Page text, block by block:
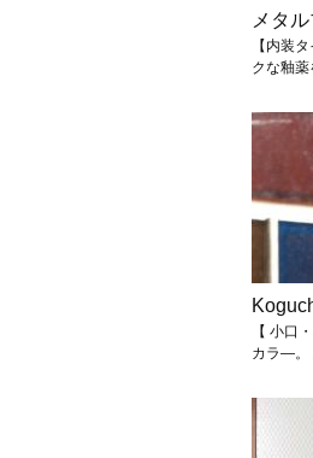
メタ
【内装
クな釉
【 小口
カラ―。